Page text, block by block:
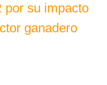
por su impacto
ganadero